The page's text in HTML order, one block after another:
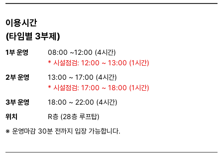
이용시간
(타임별 3부제)
1부 운영
08:00 ~12:00 (4시간)
* 시설점검: 12:00 ~ 13:00 (1시간)
2부 운영
13:00 ~ 17:00 (4시간)
* 시설점검: 17:00 ~ 18:00 (1시간)
3부 운영
18:00 ~ 22:00 (4시간)
위치
R층 (28층 루프탑)
※ 운영마감 30분 전까지 입장 가능합니다.